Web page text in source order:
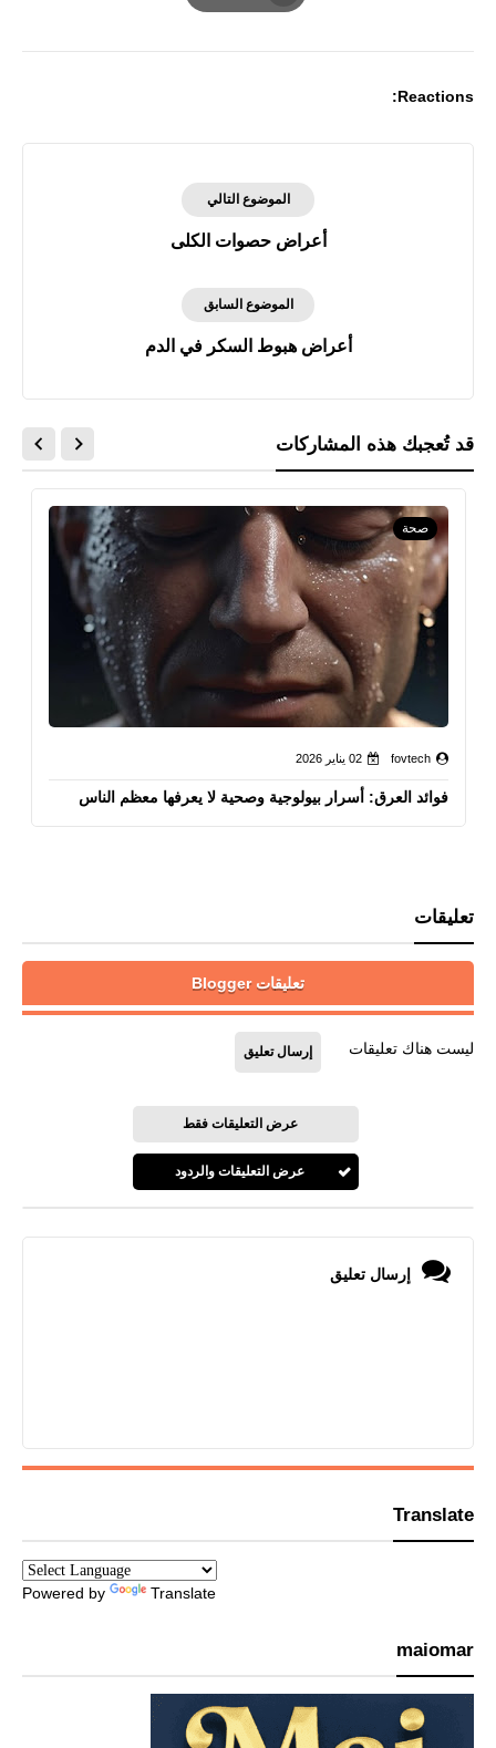
Reactions:
الموضوع التالي
أعراض حصوات الكلى
الموضوع السابق
أعراض هبوط السكر في الدم
قد تُعجبك هذه المشاركات
صحة
fovtech 02 يناير 2026
فوائد العرق: أسرار بيولوجية وصحية لا يعرفها معظم الناس
تعليقات
تعليقات Blogger
ليست هناك تعليقات إرسال تعليق
عرض التعليقات فقط
عرض التعليقات والردود
إرسال تعليق
Translate
Powered by Translate
maiomar